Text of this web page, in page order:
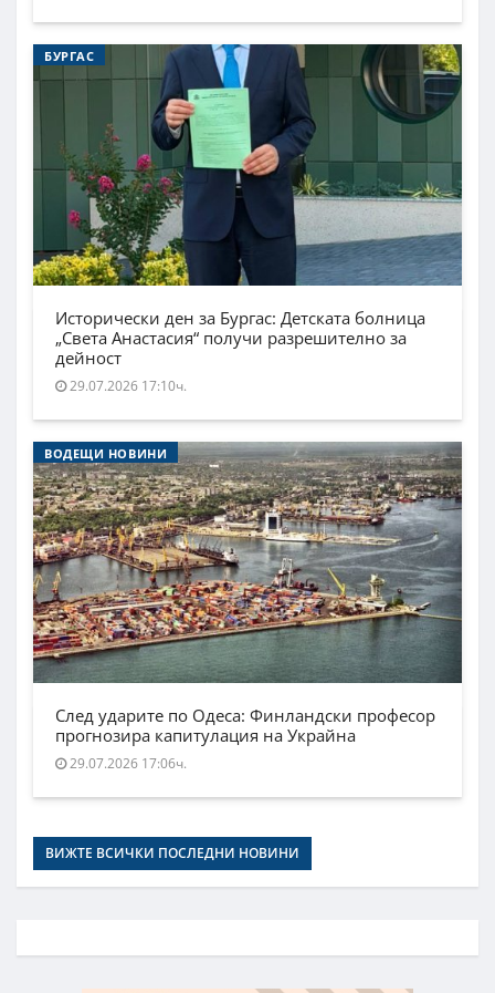
БУРГАС
Исторически ден за Бургас: Детската болница
„Света Анастасия“ получи разрешително за
дейност
29.07.2026 17:10ч.
ВОДЕЩИ НОВИНИ
След ударите по Одеса: Финландски професор
прогнозира капитулация на Украйна
29.07.2026 17:06ч.
ВИЖТЕ ВСИЧКИ ПОСЛЕДНИ НОВИНИ